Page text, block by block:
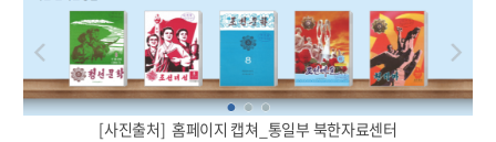
[사진출처] 홈페이지 캡쳐_ 통일부 북한자료센터